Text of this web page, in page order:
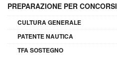
PREPARAZIONE PER CONCORSI
CULTURA GENERALE
PATENTE NAUTICA
TFA SOSTEGNO